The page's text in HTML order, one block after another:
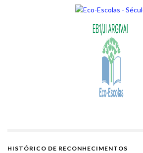
HISTÓRICO DE RECONHECIMENTOS